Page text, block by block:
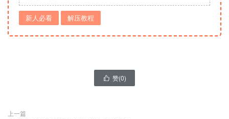
新人必看 解压教程
 赞(0)
上一篇